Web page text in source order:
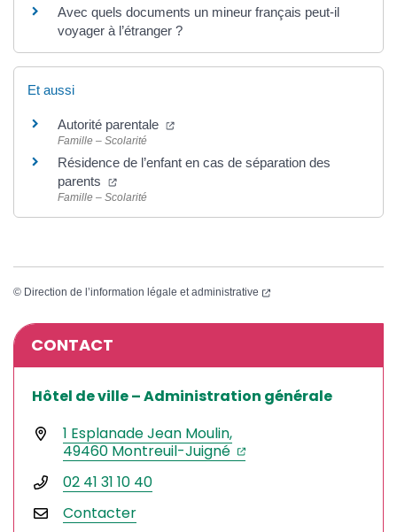
Avec quels documents un mineur français peut-il
voyager à l’étranger ?
Et aussi
Autorité parentale (ouverture dans un nouvel onglet)
Famille – Scolarité
Résidence de l’enfant en cas de séparation des
parents
(ouverture dans un nouvel onglet)
Famille – Scolarité
© Direction de l’information légale et administrative (ouverture dans un
Informations complémentaires
CONTACT
Hôtel de ville – Administration générale
1 Esplanade Jean Moulin,
49460 Montreuil-Juigné (ouverture dans un
(ouverture dans un
02 41 31 10 40
Contacter